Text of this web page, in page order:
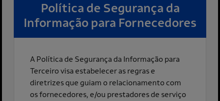
Política de Segurança da
Informação para Fornecedores
A Política de Segurança da Informação para
Terceiro visa estabelecer as regras e
diretrizes que guiam o relacionamento com
os fornecedores, e/ou prestadores de serviço